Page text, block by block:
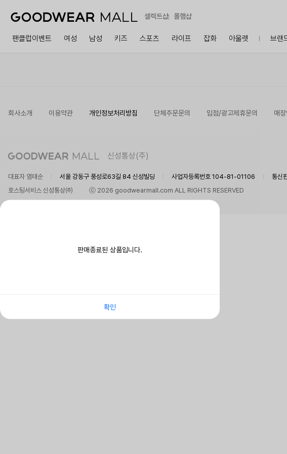
셀렉트샵 폴햄샵
팬클럽이벤트 여성 남성 키즈 스포츠 라이프 잡화 아울렛 브랜
판매종료된 상품입니다.
확인
회사소개 이용약관 개인정보처리방침 단체주문문의 입점/광고제휴문의 매
신성통상(주)
대표자 염태순 서울 강동구 풍성로63길 84 신성빌딩 사업자등록번호 104-81-01106 통신
호스팅서비스 신성통상㈜
ⓒ 2026 goodwearmall.com ALL RIGHTS RESERVED